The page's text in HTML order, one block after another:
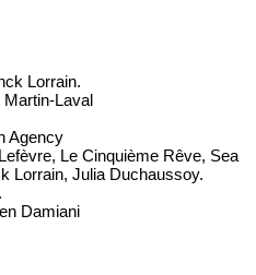
Lorrain.
Laval
Agency
Le Cinquième Rêve, Sea
Lorrain, Julia Duchaussoy.
Damiani